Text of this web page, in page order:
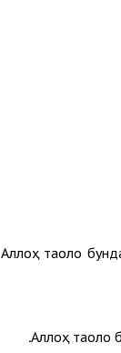
Аллоҳ таоло
Аллоҳ таоло